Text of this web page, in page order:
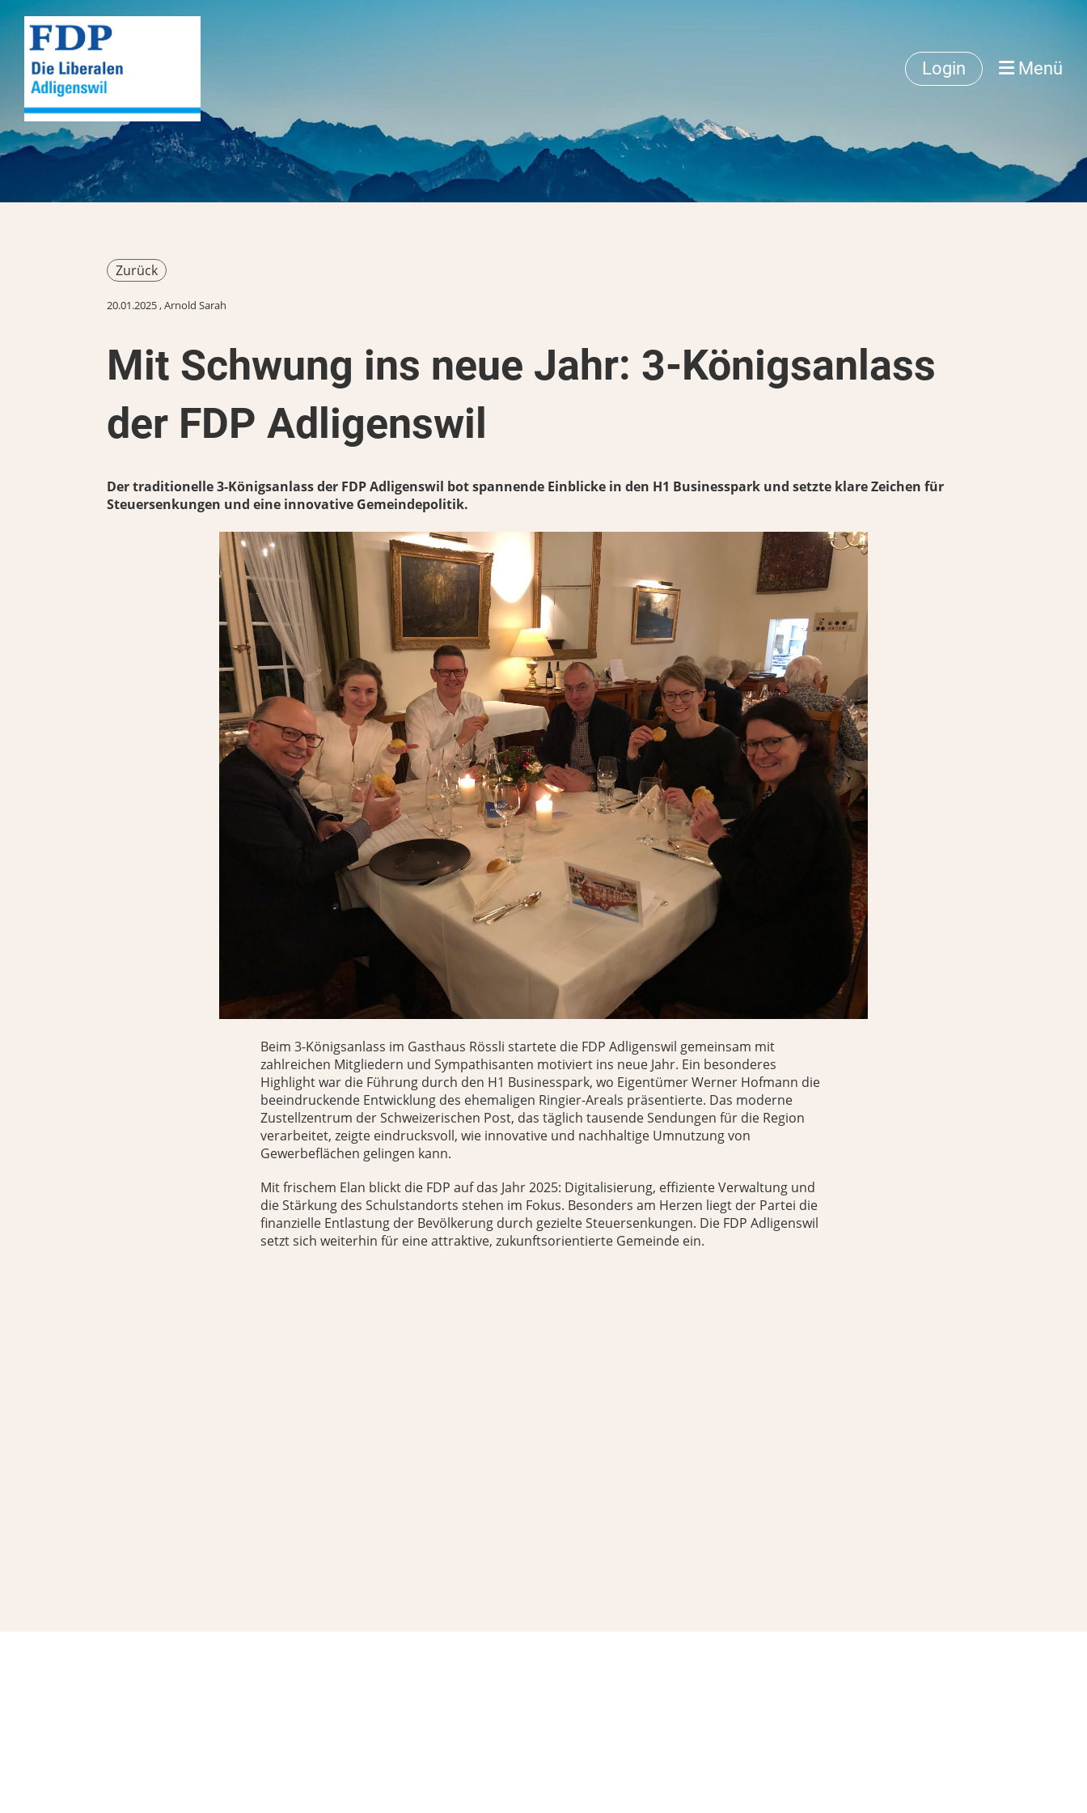
Login Menü
Zurück
20.01.2025, Arnold Sarah
Mit Schwung ins neue Jahr: 3-Königsanlass
der FDP Adligenswil
Der traditionelle 3-Königsanlass der FDP Adligenswil bot spannende Einblicke in den H1 Businesspark und setzte klare Zeichen für
Steuersenkungen und eine innovative Gemeindepolitik.
Beim 3-Königsanlass im Gasthaus Rössli startete die FDP Adligenswil gemeinsam mit
zahlreichen Mitgliedern und Sympathisanten motiviert ins neue Jahr. Ein besonderes
Highlight war die Führung durch den H1 Businesspark, wo Eigentümer Werner Hofmann die
beeindruckende Entwicklung des ehemaligen Ringier-Areals präsentierte. Das moderne
Zustellzentrum der Schweizerischen Post, das täglich tausende Sendungen für die Region
verarbeitet, zeigte eindrucksvoll, wie innovative und nachhaltige Umnutzung von
Gewerbeflächen gelingen kann.
Mit frischem Elan blickt die FDP auf das Jahr 2025: Digitalisierung, effiziente Verwaltung und
die Stärkung des Schulstandorts stehen im Fokus. Besonders am Herzen liegt der Partei die
finanzielle Entlastung der Bevölkerung durch gezielte Steuersenkungen. Die FDP Adligenswil
setzt sich weiterhin für eine attraktive, zukunftsorientierte Gemeinde ein.